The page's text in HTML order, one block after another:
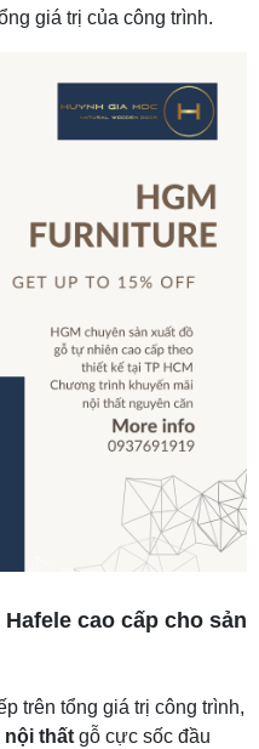
giá trị của công trình.
cao cấp cho sản
trên tổng giá trị công trình,
nội thất gỗ cực sốc đầu